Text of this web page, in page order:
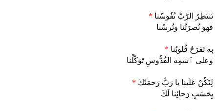
تَنتَظِرُ الرَّبَّ نُفُوسُنا *
فهو نُصرَتُنا وتُرسُنا
بِه تَفرَحُ قُلوبُنا *
وعلى ٱسمِه القُدُّوسِ تَوَكَّلْنا
لِتَكُنْ عَلَينا يا رَبُّ رَحمَتُكَ *
بِحَسَبِ رَجائِنا لَكَ